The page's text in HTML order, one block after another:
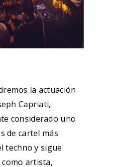
la actuación
Capriati,
considerado uno
de cartel más
techno y sigue
artista,